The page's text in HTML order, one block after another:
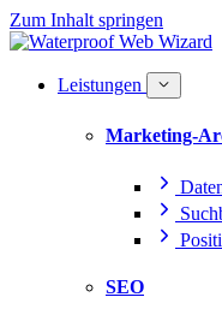
Zum Inhalt springen
Leistungen
Marketing-
SEO